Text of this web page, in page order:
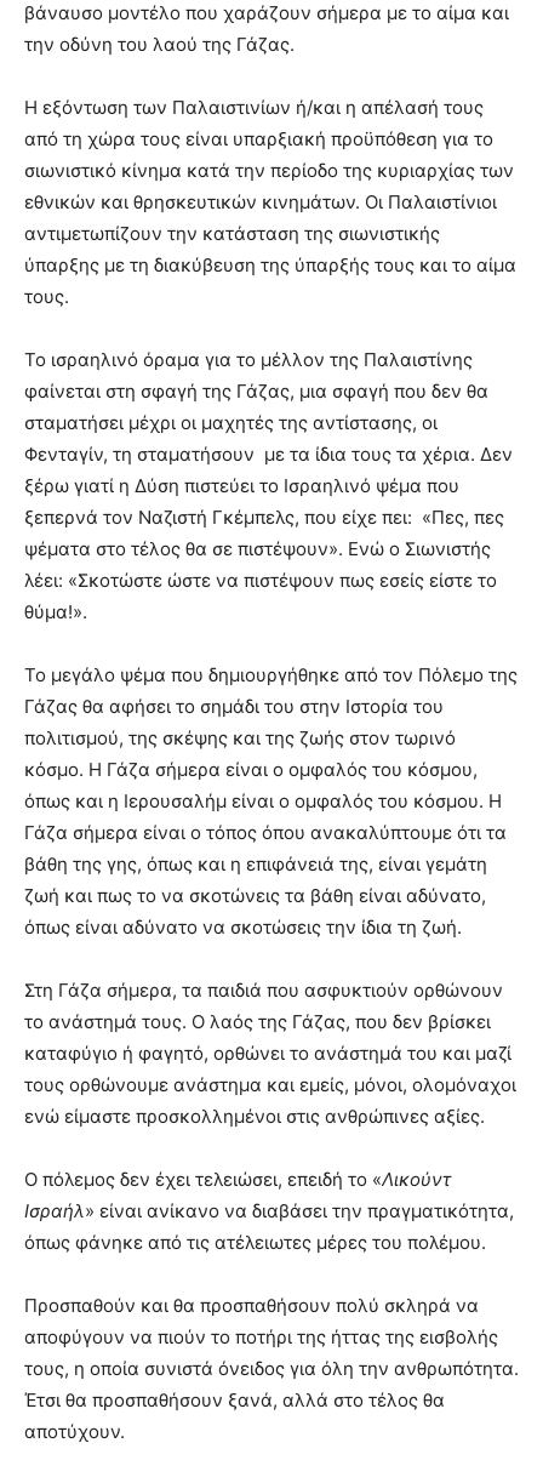
βάναυσο μοντέλο που χαράζουν σήμερα με το αίμα και
την οδύνη του λαού της Γάζας.
Η εξόντωση των Παλαιστινίων ή/και η απέλασή τους
από τη χώρα τους είναι υπαρξιακή προϋπόθεση για το
σιωνιστικό κίνημα κατά την περίοδο της κυριαρχίας των
εθνικών και θρησκευτικών κινημάτων. Οι Παλαιστίνιοι
αντιμετωπίζουν την κατάσταση της σιωνιστικής
ύπαρξης με τη διακύβευση της ύπαρξής τους και το αίμα
τους.
Το ισραηλινό όραμα για το μέλλον της Παλαιστίνης
φαίνεται στη σφαγή της Γάζας, μια σφαγή που δεν θα
σταματήσει μέχρι οι μαχητές της αντίστασης, οι
Φενταγίν, τη σταματήσουν με τα ίδια τους τα χέρια. Δεν
ξέρω γιατί η Δύση πιστεύει το Ισραηλινό ψέμα που
ξεπερνά τον Ναζιστή Γκέμπελς, που είχε πει: «Πες, πες
ψέματα στο τέλος θα σε πιστέψουν». Ενώ ο Σιωνιστής
λέει: «Σκοτώστε ώστε να πιστέψουν πως εσείς είστε το
θύμα!».
Το μεγάλο ψέμα που δημιουργήθηκε από τον Πόλεμο της
Γάζας θα αφήσει το σημάδι του στην Ιστορία του
πολιτισμού, της σκέψης και της ζωής στον τωρινό
κόσμο. Η Γάζα σήμερα είναι ο ομφαλός του κόσμου,
όπως και η Ιερουσαλήμ είναι ο ομφαλός του κόσμου. Η
Γάζα σήμερα είναι ο τόπος όπου ανακαλύπτουμε ότι τα
βάθη της γης, όπως και η επιφάνειά της, είναι γεμάτη
ζωή και πως το να σκοτώνεις τα βάθη είναι αδύνατο,
όπως είναι αδύνατο να σκοτώσεις την ίδια τη ζωή.
Στη Γάζα σήμερα, τα παιδιά που ασφυκτιούν ορθώνουν
το ανάστημά τους. Ο λαός της Γάζας, που δεν βρίσκει
καταφύγιο ή φαγητό, ορθώνει το ανάστημά του και μαζί
τους ορθώνουμε ανάστημα και εμείς, μόνοι, ολομόναχοι
ενώ είμαστε προσκολλημένοι στις ανθρώπινες αξίες.
Ο πόλεμος δεν έχει τελειώσει, επειδή το «Λικούντ
Ισραήλ» είναι ανίκανο να διαβάσει την πραγματικότητα,
όπως φάνηκε από τις ατέλειωτες μέρες του πολέμου.
Προσπαθούν και θα προσπαθήσουν πολύ σκληρά να
αποφύγουν να πιούν το ποτήρι της ήττας της εισβολής
τους, η οποία συνιστά όνειδος για όλη την ανθρωπότητα.
Έτσι θα προσπαθήσουν ξανά, αλλά στο τέλος θα
αποτύχουν.